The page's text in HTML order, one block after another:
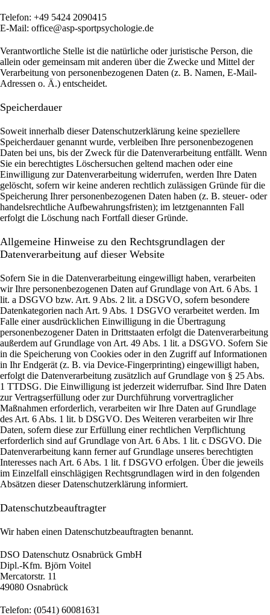
Telefon: +49 5424 2090415
E-Mail: office@asp-sportpsychologie.de
Verantwortliche Stelle ist die natürliche oder juristische Person, die
allein oder gemeinsam mit anderen über die Zwecke und Mittel der
Verarbeitung von personenbezogenen Daten (z. B. Namen, E-Mail-
Adressen o. Ä.) entscheidet.
Speicherdauer
Soweit innerhalb dieser Datenschutzerklärung keine speziellere
Speicherdauer genannt wurde, verbleiben Ihre personenbezogenen
Daten bei uns, bis der Zweck für die Datenverarbeitung entfällt. Wenn
Sie ein berechtigtes Löschersuchen geltend machen oder eine
Einwilligung zur Datenverarbeitung widerrufen, werden Ihre Daten
gelöscht, sofern wir keine anderen rechtlich zulässigen Gründe für die
Speicherung Ihrer personenbezogenen Daten haben (z. B. steuer- oder
handelsrechtliche Aufbewahrungsfristen); im letztgenannten Fall
erfolgt die Löschung nach Fortfall dieser Gründe.
Allgemeine Hinweise zu den Rechtsgrundlagen der
Datenverarbeitung auf dieser Website
Sofern Sie in die Datenverarbeitung eingewilligt haben, verarbeiten
wir Ihre personenbezogenen Daten auf Grundlage von Art. 6 Abs. 1
lit. a DSGVO bzw. Art. 9 Abs. 2 lit. a DSGVO, sofern besondere
Datenkategorien nach Art. 9 Abs. 1 DSGVO verarbeitet werden. Im
Falle einer ausdrücklichen Einwilligung in die Übertragung
personenbezogener Daten in Drittstaaten erfolgt die Datenverarbeitung
außerdem auf Grundlage von Art. 49 Abs. 1 lit. a DSGVO. Sofern Sie
in die Speicherung von Cookies oder in den Zugriff auf Informationen
in Ihr Endgerät (z. B. via Device-Fingerprinting) eingewilligt haben,
erfolgt die Datenverarbeitung zusätzlich auf Grundlage von § 25 Abs.
1 TTDSG. Die Einwilligung ist jederzeit widerrufbar. Sind Ihre Daten
zur Vertragserfüllung oder zur Durchführung vorvertraglicher
Maßnahmen erforderlich, verarbeiten wir Ihre Daten auf Grundlage
des Art. 6 Abs. 1 lit. b DSGVO. Des Weiteren verarbeiten wir Ihre
Daten, sofern diese zur Erfüllung einer rechtlichen Verpflichtung
erforderlich sind auf Grundlage von Art. 6 Abs. 1 lit. c DSGVO. Die
Datenverarbeitung kann ferner auf Grundlage unseres berechtigten
Interesses nach Art. 6 Abs. 1 lit. f DSGVO erfolgen. Über die jeweils
im Einzelfall einschlägigen Rechtsgrundlagen wird in den folgenden
Absätzen dieser Datenschutzerklärung informiert.
Datenschutz­beauftragter
Wir haben einen Datenschutzbeauftragten benannt.
DSO Datenschutz Osnabrück GmbH
Dipl.-Kfm. Björn Voitel
Mercatorstr. 11
49080 Osnabrück
Telefon: (0541) 60081631